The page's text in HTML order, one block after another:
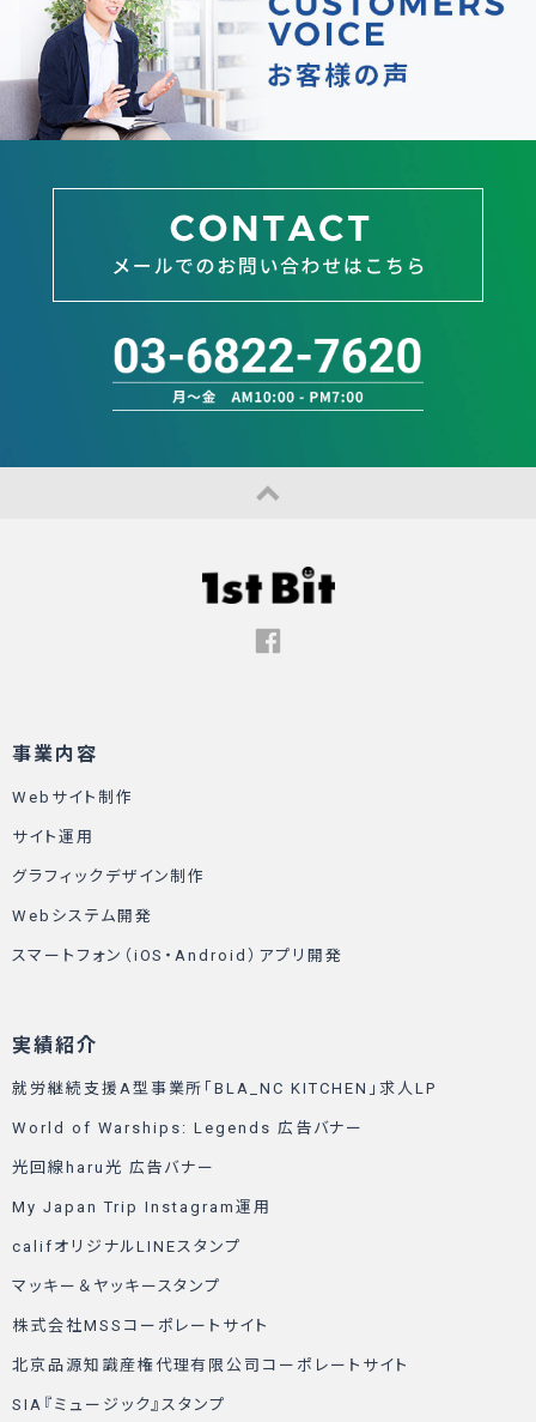
事業内容
Webサイト制作
サイト運用
グラフィックデザイン制作
Webシステム開発
スマートフォン（iOS・Android）アプリ開発
実績紹介
就労継続支援A型事業所「BLA_NC KITCHEN」求人LP
World of Warships: Legends 広告バナー
光回線haru光 広告バナー
My Japan Trip Instagram運用
califオリジナルLINEスタンプ
マッキー＆ヤッキースタンプ
株式会社MSSコーポレートサイト
北京品源知識産権代理有限公司コーポレートサイト
SIA『ミュージック』スタンプ